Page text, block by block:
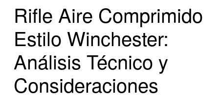
Rifle Aire Comprimido
Estilo Winchester:
Análisis Técnico y
Consideraciones